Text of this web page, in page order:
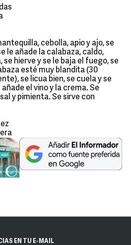
cebolla, apio y ajo, se
le añade la calabaza, caldo,
se hierve y se le baja el fuego, se
esté muy blandita (30
se licua bien, se cuela y se
el vino y la crema. Se
y pimienta. Se sirve con
EN TU E-MAIL